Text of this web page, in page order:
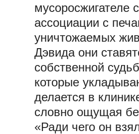
мусоросжигателе
ассоциации с
уничтожаемых
Дэвида они
собственной
которые
делается в
словно ощущая
«Ради чего он